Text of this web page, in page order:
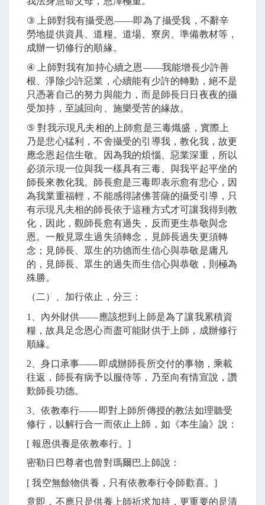
③
上師對我有攝受恩――即為了攝受我，不辭辛
勞地提供資具、道糧、道場、寮房、準備教材等，
成辦一切修行的順緣。
④
上師對我有加持心續之恩――我能增長少許善
根、淨除少許惡業，心續能有少許的轉動，絕不是
只憑著自己的努力與能力，而是師長日日夜夜的攝
受加持，至誠回向、施樂受苦的緣故。
⑤ 對我示現凡夫相的上師愈是三毒熾盛，實際上
乃是悲心猛利，不舍攝受的引導我，教化我，故更
應念恩起信生敬。因為我的煩惱、惡業深重，所以
必須示現一位與我一樣具有三毒、與我平起平坐的
師長來教化我。師長愈是三毒即表示愈有悲心，因
為我業重福輕，不能感得諸佛菩薩的攝受引導，只
有示現凡夫相的師長依于這種方式才可讓我得到教
化，因此，觀師長愈有過失，反而更生恭敬與念
恩。一般見眾生過失須轉念，見師長過失更須轉
念；見師長、眾生的功德而生信心與恭敬是庸凡
的，見師長、眾生的過失而生信心與恭敬，則極為
殊勝。
（二）、加行依止，分三：
1
、內外財供――應該想到上師是為了讓我累積資
糧，故具足念恩心而盡可能財供于上師，成辦修行
順緣。
2 、身口承事――即成辦師長所交付的事物，乘載
往返，師長有病予以服侍等，乃至向有情宣說，讚
歎師長功德。
3 、依教奉行――即對上師所傳授的教法如理聽受
修行，以解行合一而依止上師，如《本生論》說：
[報恩供養是依教奉行。]
密勒日巴尊者也曾對瑪爾巴上師說：
[我空無餘物供養，只有依教奉行令師歡喜。]
意即，不應只是供養上師祈求加持，更重要的是清